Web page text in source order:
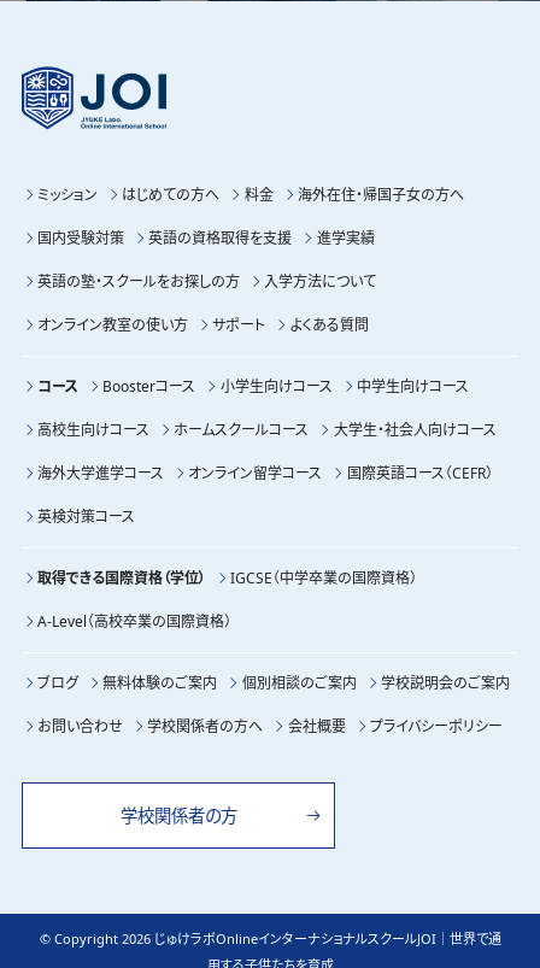
ミッション はじめての方へ 料金 海外在住・帰国子女の方へ
国内受験対策 英語の資格取得を支援 進学実績
英語の塾・スクールをお探しの方 入学方法について
オンライン教室の使い方 サポート よくある質問
コース Boosterコース 小学生向けコース 中学生向けコース
高校生向けコース ホームスクールコース 大学生・社会人向けコース
海外大学進学コース オンライン留学コース 国際英語コース（CEFR）
英検対策コース
取得できる国際資格（学位） IGCSE（中学卒業の国際資格）
A-Level（高校卒業の国際資格）
ブログ 無料体験のご案内 個別相談のご案内 学校説明会のご案内
お問い合わせ 学校関係者の方へ 会社概要 プライバシーポリシー
学校関係者の方
© Copyright 2026 じゅけラボOnlineインターナショナルスクールJOI｜世界で通